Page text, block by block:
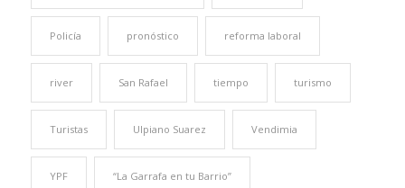
Policía pronóstico reforma laboral
river San Rafael tiempo turismo
Turistas Ulpiano Suarez Vendimia
YPF “La Garrafa en tu Barrio”